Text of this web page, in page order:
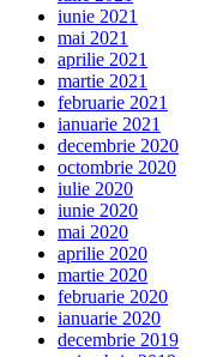
iunie 2021
mai 2021
aprilie 2021
martie 2021
februarie 2021
ianuarie 2021
decembrie 2020
octombrie 2020
iulie 2020
iunie 2020
mai 2020
aprilie 2020
martie 2020
februarie 2020
ianuarie 2020
decembrie 2019